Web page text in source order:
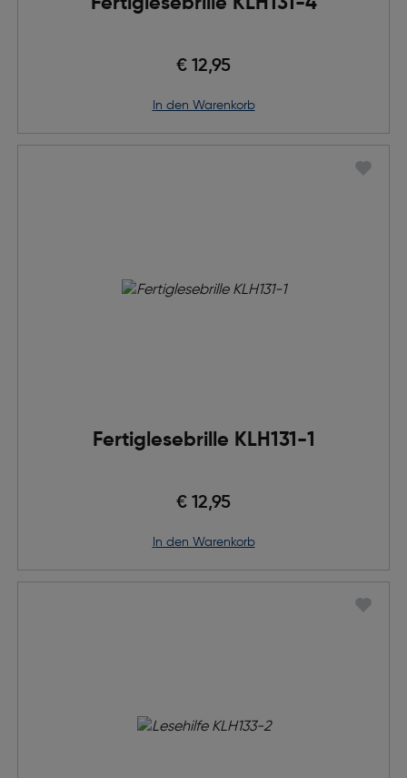
€ 12,95
in den Warenkorb
Fertiglesebrille KLH131-1
€ 12,95
in den Warenkorb